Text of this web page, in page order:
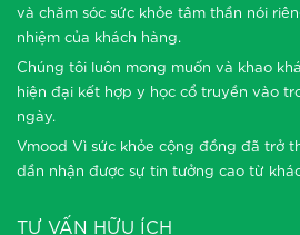
và chăm sóc sức khỏe tâm thần nói
nhiệm của khách hàng.
Chúng tôi luôn mong muốn và khao
hiện đại kết hợp y học cổ truyền vào
ngày.
Vmood Vì sức khỏe cộng đồng đã trở
dần nhận được sự tin tưởng cao từ
TƯ VẤN HỮU ÍCH